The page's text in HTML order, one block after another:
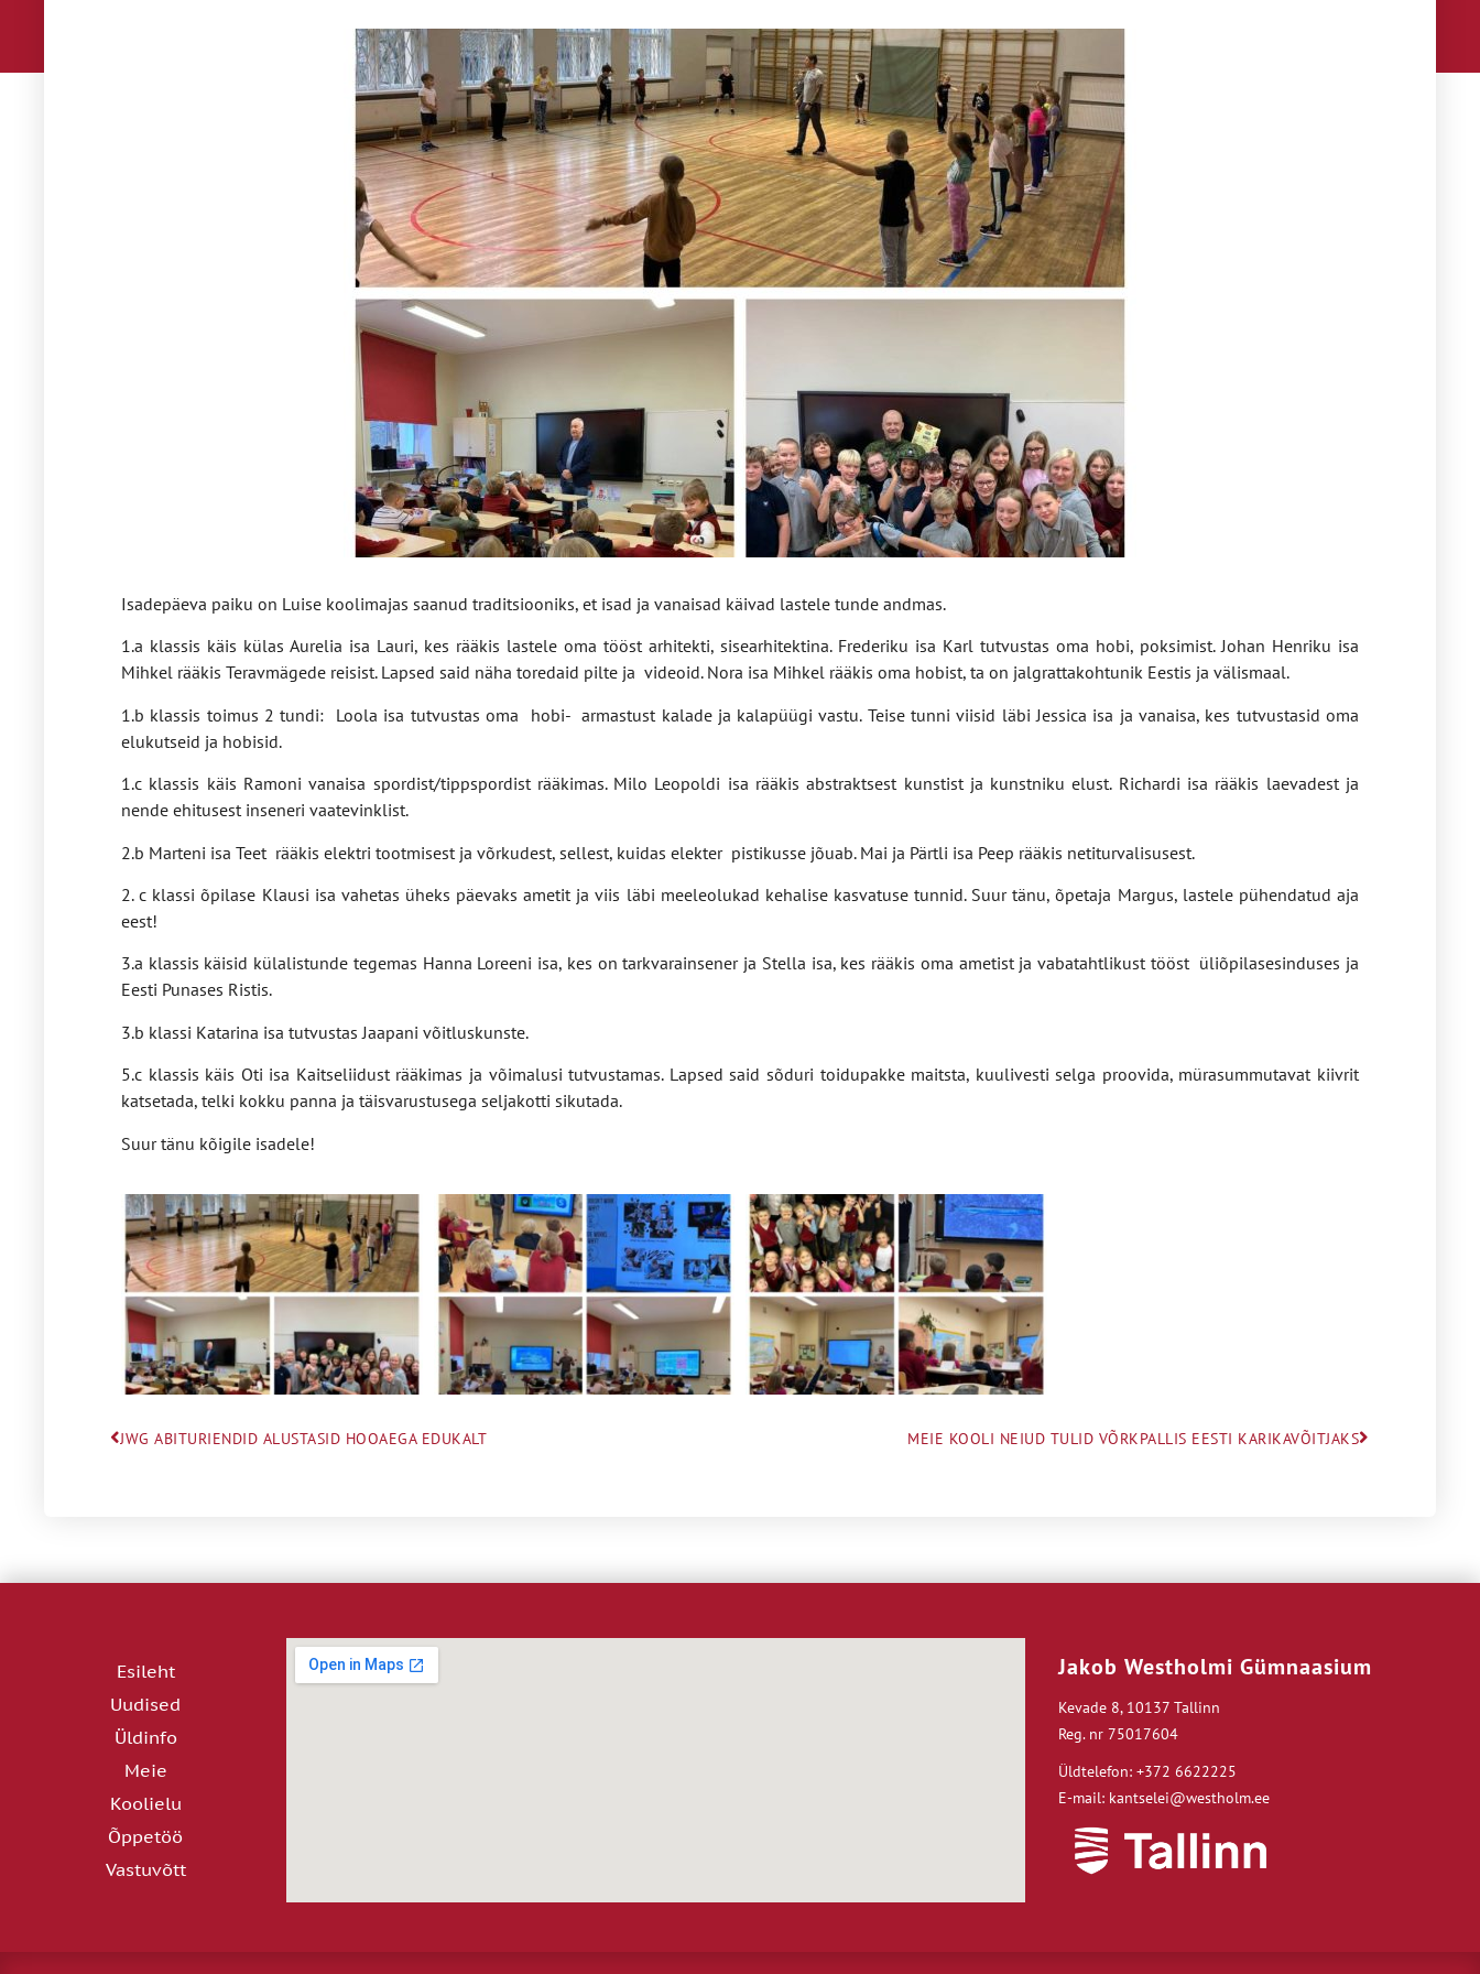
Isadepäeva paiku on Luise koolimajas saanud traditsiooniks, et isad ja vanaisad käivad lastele tunde andmas.
1.a klassis käis külas Aurelia isa Lauri, kes rääkis lastele oma tööst arhitekti, sisearhitektina. Frederiku isa Karl tutvustas oma hobi, poksimist. Johan Henriku isa
Mihkel rääkis Teravmägede reisist. Lapsed said näha toredaid pilte ja videoid. Nora isa Mihkel rääkis oma hobist, ta on jalgrattakohtunik Eestis ja välismaal.
1.b klassis toimus 2 tundi: Loola isa tutvustas oma hobi- armastust kalade ja kalapüügi vastu. Teise tunni viisid läbi Jessica isa ja vanaisa, kes tutvustasid oma
elukutseid ja hobisid.
1.c klassis käis Ramoni vanaisa spordist/tippspordist rääkimas. Milo Leopoldi isa rääkis abstraktsest kunstist ja kunstniku elust. Richardi isa rääkis laevadest ja
nende ehitusest inseneri vaatevinklist.
2.b Marteni isa Teet rääkis elektri tootmisest ja võrkudest, sellest, kuidas elekter pistikusse jõuab. Mai ja Pärtli isa Peep rääkis netiturvalisusest.
2. c klassi õpilase Klausi isa vahetas üheks päevaks ametit ja viis läbi meeleolukad kehalise kasvatuse tunnid. Suur tänu, õpetaja Margus, lastele pühendatud aja
eest!
3.a klassis käisid külalistunde tegemas Hanna Loreeni isa, kes on tarkvarainsener ja Stella isa, kes rääkis oma ametist ja vabatahtlikust tööst üliõpilasesinduses ja
Eesti Punases Ristis.
3.b klassi Katarina isa tutvustas Jaapani võitluskunste.
5.c klassis käis Oti isa Kaitseliidust rääkimas ja võimalusi tutvustamas. Lapsed said sõduri toidupakke maitsta, kuulivesti selga proovida, mürasummutavat kiivrit
katsetada, telki kokku panna ja täisvarustusega seljakotti sikutada.
Suur tänu kõigile isadele!
JWG ABITURIENDID ALUSTASID HOOAEGA EDUKALT MEIE KOOLI NEIUD TULID VÕRKPALLIS EESTI KARIKAVÕITJAKS
Esileht
Uudised
Üldinfo
Meie
Koolielu
Õppetöö
Vastuvõtt
Jakob Westholmi Gümnaasium
Kevade 8, 10137 Tallinn
Reg. nr 75017604
Üldtelefon: +372 6622225
E-mail: kantselei@westholm.ee